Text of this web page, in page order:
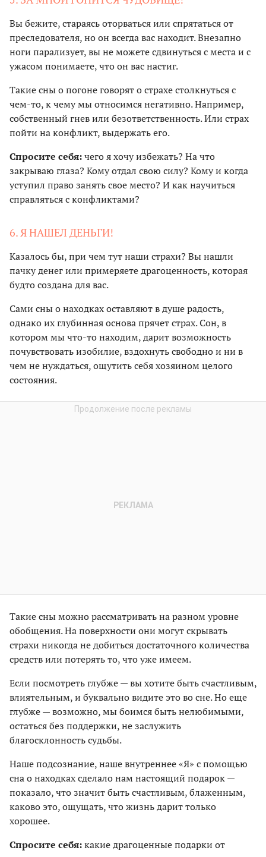
Вы бежите, стараясь оторваться или спрятаться от
преследователя, но он всегда вас находит. Внезапно
ноги парализует, вы не можете сдвинуться с места и с
ужасом понимаете, что он вас настиг.
Такие сны о погоне говорят о страхе столкнуться с
чем-то, к чему мы относимся негативно. Например,
собственный гнев или безответственность. Или страх
пойти на конфликт, выдержать его.
Спросите себя:чего я хочу избежать? На что
закрываю глаза? Кому отдал свою силу? Кому и когда
уступил право занять свое место? И как научиться
справляться с конфликтами?
6. Я НАШЕЛ ДЕНЬГИ!
Казалось бы, при чем тут наши страхи? Вы нашли
пачку денег или примеряете драгоценность, которая
будто создана для вас.
Сами сны о находках оставляют в душе радость,
однако их глубинная основа прячет страх. Сон, в
котором мы что-то находим, дарит возможность
почувствовать изобилие, вздохнуть свободно и ни в
чем не нуждаться, ощутить себя хозяином целого
состояния.
Такие сны можно рассматривать на разном уровне
обобщения. На поверхности они могут скрывать
страхи никогда не добиться достаточного количества
средств или потерять то, что уже имеем.
Если посмотреть глубже — вы хотите быть счастливым,
влиятельным, и буквально видите это во сне. Но еще
глубже — возможно, мы боимся быть нелюбимыми,
остаться без поддержки, не заслужить
благосклонность судьбы.
Наше подсознание, наше внутреннее «Я» с помощью
сна о находках сделало нам настоящий подарок —
показало, что значит быть счастливым, блаженным,
каково это, ощущать, что жизнь дарит только
хорошее.
Спросите себя:какие драгоценные подарки от